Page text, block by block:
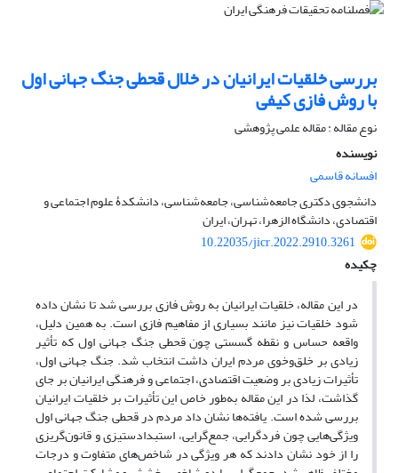
بررسی خلقیات ایرانیان در خلال قحطی جنگ جهانی اول
با روش فازی کیفی
نوع مقاله : مقاله علمی پژوهشی
نویسنده
افسانه قاسمی
دانشجوی دکتری جامعه‌شناسی، جامعه‌شناسی، دانشکدۀ علوم اجتماعی و
اقتصادی، دانشگاه الزهرا، تهران، ایران
10.22035/jicr.2022.2910.3261
چکیده
در این مقاله، خلقیات ایرانیان به روش فازی بررسی شد تا نشان داده
شود خلقیات نیز مانند بسیاری از مفاهیم فازی است. به همین دلیل،
واقعه حساس و نقطه گسستی چون قحطی جنگ جهانی اول که تأثیر
زیادی بر خلق‌وخوی مردم ایران داشت انتخاب شد. جنگ جهانی اول،
تأثیرات زیادی بر وضعیت اقتصادی، اجتماعی و فرهنگی ایرانیان بر جای
گذاشت، لذا در این مقاله به‌طور خاص این تأثیرات بر خلقیات ایرانیان
بررسی شده است. یافته‌ها نشان داد مردم در قحطی جنگ جهانی اول
ویژگی‌هایی چون فردگرایی، جمع‌گرایی، استبدادستیزی و قانون‌گریزی
را از خود نشان دادند که هر ویژگی در شاخص‌های متفاوت و درجات